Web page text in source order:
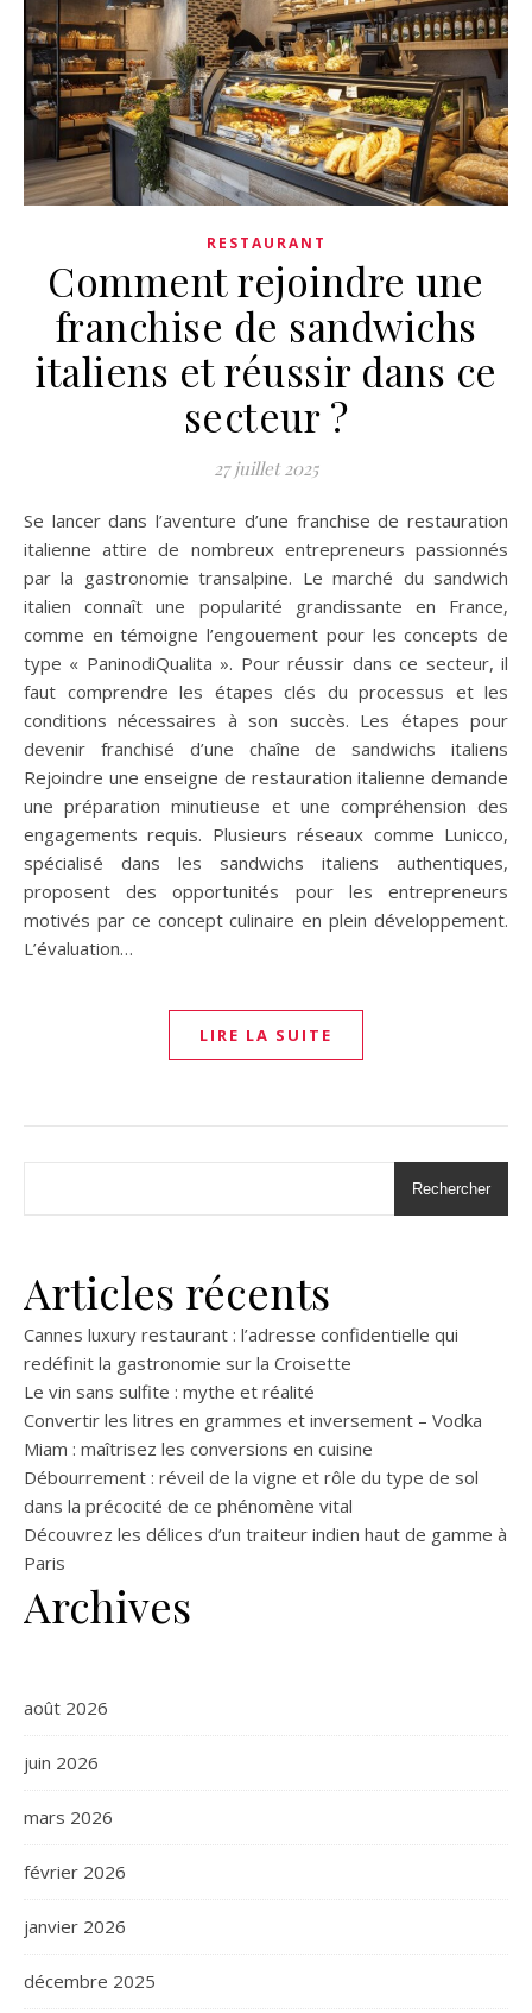
RESTAURANT
Comment rejoindre une
franchise de sandwichs
italiens et réussir dans ce
secteur ?
27 juillet 2025
Se lancer dans l’aventure d’une franchise de restauration
italienne attire de nombreux entrepreneurs passionnés
par la gastronomie transalpine. Le marché du sandwich
italien connaît une popularité grandissante en France,
comme en témoigne l’engouement pour les concepts de
type « PaninodiQualita ». Pour réussir dans ce secteur, il
faut comprendre les étapes clés du processus et les
conditions nécessaires à son succès. Les étapes pour
devenir franchisé d’une chaîne de sandwichs italiens
Rejoindre une enseigne de restauration italienne demande
une préparation minutieuse et une compréhension des
engagements requis. Plusieurs réseaux comme Lunicco,
spécialisé dans les sandwichs italiens authentiques,
proposent des opportunités pour les entrepreneurs
motivés par ce concept culinaire en plein développement.
L’évaluation…
LIRE LA SUITE
Rechercher
Articles récents
Cannes luxury restaurant : l’adresse confidentielle qui
redéfinit la gastronomie sur la Croisette
Le vin sans sulfite : mythe et réalité
Convertir les litres en grammes et inversement – Vodka
Miam : maîtrisez les conversions en cuisine
Débourrement : réveil de la vigne et rôle du type de sol
dans la précocité de ce phénomène vital
Découvrez les délices d’un traiteur indien haut de gamme à
Paris
Archives
août 2026
juin 2026
mars 2026
février 2026
janvier 2026
décembre 2025